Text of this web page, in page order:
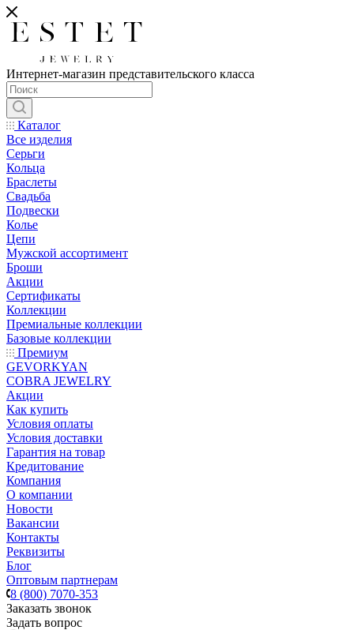
Интернет-магазин представительского класса
Каталог
Все изделия
Серьги
Кольца
Браслеты
Свадьба
Подвески
Колье
Цепи
Мужской ассортимент
Броши
Акции
Сертификаты
Коллекции
Премиальные коллекции
Базовые коллекции
Премиум
GEVORKYAN
COBRA JEWELRY
Акции
Как купить
Условия оплаты
Условия доставки
Гарантия на товар
Кредитование
Компания
О компании
Новости
Вакансии
Контакты
Реквизиты
Блог
Оптовым партнерам
8 (800) 7070-353
Заказать звонок
Задать вопрос